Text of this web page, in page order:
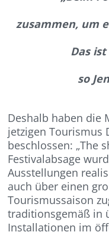
zusammen, um
Das
so
Deshalb haben die
jetzigen Tourismus
beschlossen: „The
Festivalabsage
Ausstellungen
auch über einen
Tourismussaison
traditionsgemäß in
Installationen im